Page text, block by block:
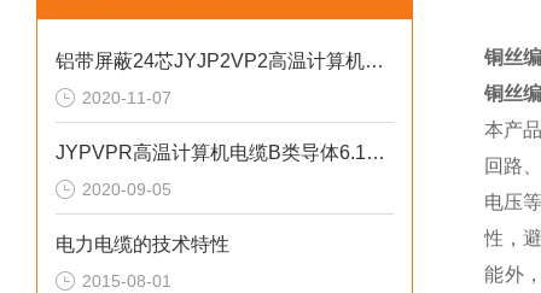
铝带屏蔽24芯JYJP2VP2高温计算机电缆
2020-11-07
JYPVPR高温计算机电缆B类导体6.15绞合系数
2020-09-05
电力电缆的技术特性
2015-08-01
铜丝
铜丝
本产
回路
电压
性，
能外